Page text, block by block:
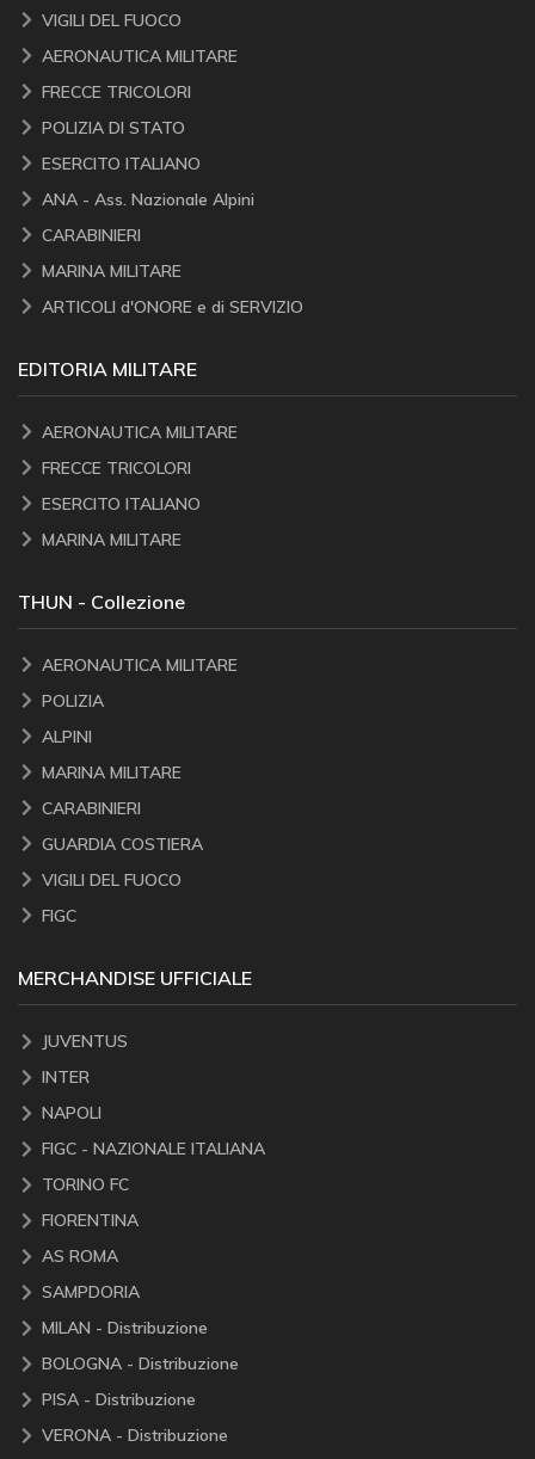
VIGILI DEL FUOCO
AERONAUTICA MILITARE
FRECCE TRICOLORI
POLIZIA DI STATO
ESERCITO ITALIANO
ANA - Ass. Nazionale Alpini
CARABINIERI
MARINA MILITARE
ARTICOLI d'ONORE e di SERVIZIO
EDITORIA MILITARE
AERONAUTICA MILITARE
FRECCE TRICOLORI
ESERCITO ITALIANO
MARINA MILITARE
THUN - Collezione
AERONAUTICA MILITARE
POLIZIA
ALPINI
MARINA MILITARE
CARABINIERI
GUARDIA COSTIERA
VIGILI DEL FUOCO
FIGC
MERCHANDISE UFFICIALE
JUVENTUS
INTER
NAPOLI
FIGC - NAZIONALE ITALIANA
TORINO FC
FIORENTINA
AS ROMA
SAMPDORIA
MILAN - Distribuzione
BOLOGNA - Distribuzione
PISA - Distribuzione
VERONA - Distribuzione